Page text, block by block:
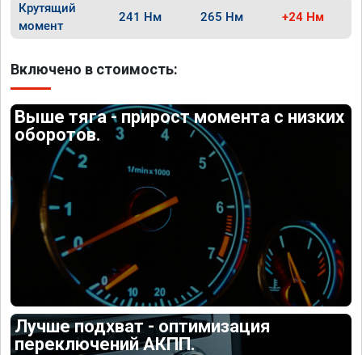
Крутящий
момент
241 Нм 265 Нм +24 Нм
Включено в стоимость:
Выше тяга - прирост момента с низких
оборотов.
Лучше подхват - оптимизация
переключений АКПП.